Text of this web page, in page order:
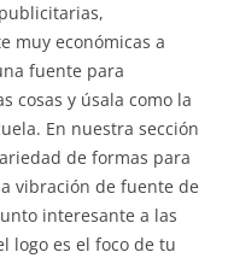
muy económicas a
fuente para
cosas y úsala como la
En nuestra sección
de formas para
vibración de fuente de
interesante a las
logo es el foco de tu